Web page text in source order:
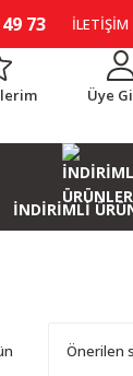
73 İLETİŞİM
Üye
İNDİRİMLİ